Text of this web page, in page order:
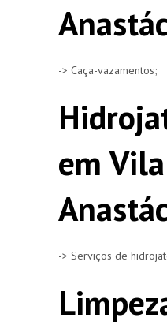
-> Caça-vazamentos;
em Vila
-> Serviços de